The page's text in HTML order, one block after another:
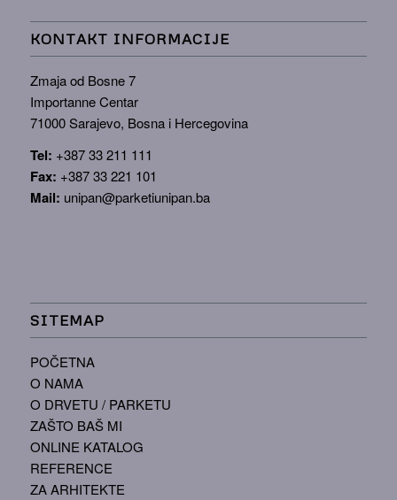
KONTAKT INFORMACIJE
Zmaja od Bosne 7
Importanne Centar
71000 Sarajevo, Bosna i Hercegovina
Tel: +387 33 211 111
Fax: +387 33 221 101
Mail: unipan@parketiunipan.ba
SITEMAP
POČETNA
O NAMA
O DRVETU / PARKETU
ZAŠTO BAŠ MI
ONLINE KATALOG
REFERENCE
ZA ARHITEKTE